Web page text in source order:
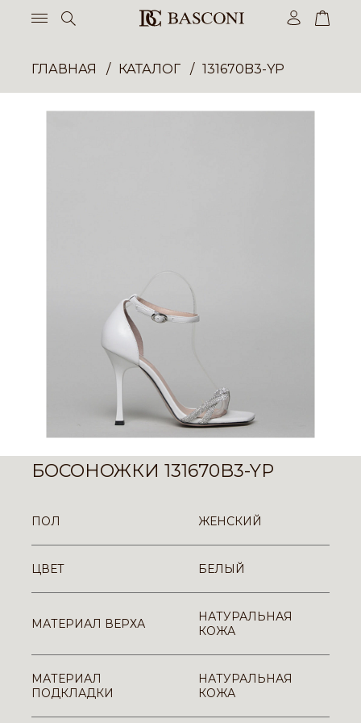
ГЛАВНАЯ КАТАЛОГ 131670B3-YP
БОСОНОЖКИ 131670B3-YP
ПОЛ ЖЕНСКИЙ
ЦВЕТ БЕЛЫЙ
МАТЕРИАЛ ВЕРХА
НАТУРАЛЬНАЯ
КОЖА
МАТЕРИАЛ
ПОДКЛАДКИ
НАТУРАЛЬНАЯ
КОЖА